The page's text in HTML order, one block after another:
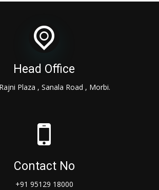
Head Office
Plaza , Sanala Road , Morbi.
Contact No
+91 95129 18000